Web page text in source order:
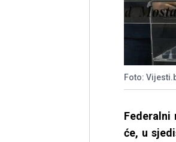
Foto:
će, u